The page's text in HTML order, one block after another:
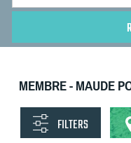
MEMBRE - MAUDE
FILTERS